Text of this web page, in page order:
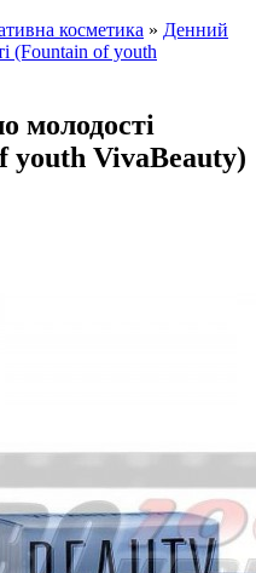
косметика » Денний
(Fountain of youth
молодості
youth VivaBeauty)